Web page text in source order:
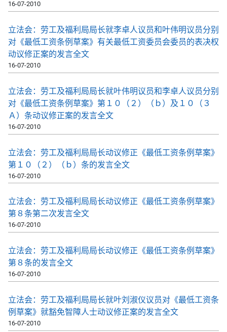
16-07-2010
立法会：劳工及福利局局长就李卓人议员和叶伟明议员分别
对《最低工资条例草案》有关最低工资委员会委员的表决权
动议修正案的发言全文
16-07-2010
立法会：劳工及福利局局长就叶伟明议员和李卓人议员分别
对《最低工资条例草案》第１０（２）（ｂ）及１０（３
Ａ）条动议修正案的发言全文
16-07-2010
立法会：劳工及福利局局长动议修正《最低工资条例草案》
第１０（２）（ｂ）条的发言全文
16-07-2010
立法会：劳工及福利局局长动议修正《最低工资条例草案》
第８条第二次发言全文
16-07-2010
立法会：劳工及福利局局长动议修正《最低工资条例草案》
第８条的发言全文
16-07-2010
立法会：劳工及福利局局长就叶刘淑仪议员对《最低工资条
例草案》就豁免智障人士动议修正案的发言全文
16-07-2010